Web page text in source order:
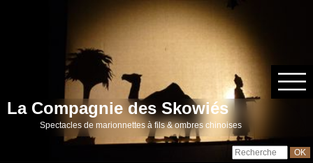
La Compagnie des Skowiés
Spectacles de marionnettes à fils & ombres chinoises